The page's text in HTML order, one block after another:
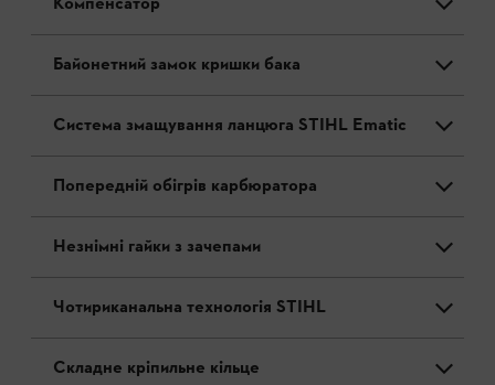
Байонетний замок кришки бака
Система змащування ланцюга STIHL Ematic
Попередній обігрів карбюратора
Незнімні гайки з зачепами
Чотириканальна технологія STIHL
Складне кріпильне кільце